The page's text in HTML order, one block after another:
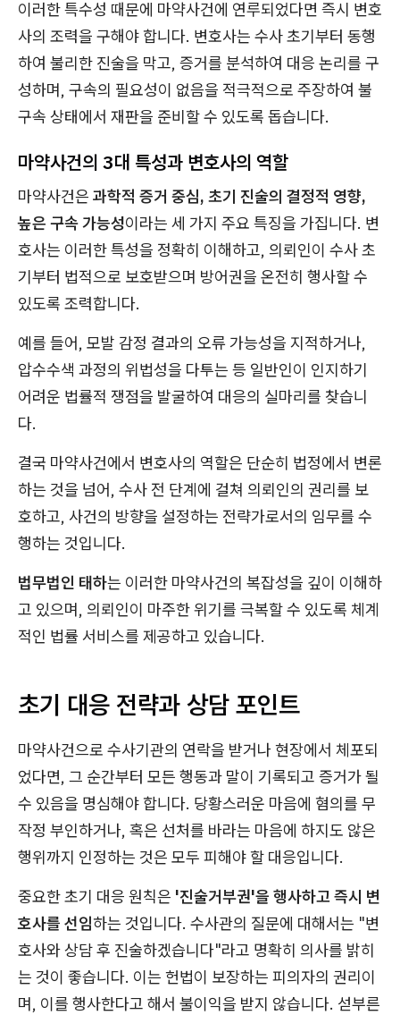
이러한 특수성 때문에 마약사건에 연루되었다면 즉시 변호
사의 조력을 구해야 합니다. 변호사는 수사 초기부터 동행
하여 불리한 진술을 막고, 증거를 분석하여 대응 논리를 구
성하며, 구속의 필요성이 없음을 적극적으로 주장하여 불
구속 상태에서 재판을 준비할 수 있도록 돕습니다.
마약사건의 3대 특성과 변호사의 역할
마약사건은 과학적 증거 중심, 초기 진술의 결정적 영향,
높은 구속 가능성이라는 세 가지 주요 특징을 가집니다. 변
호사는 이러한 특성을 정확히 이해하고, 의뢰인이 수사 초
기부터 법적으로 보호받으며 방어권을 온전히 행사할 수
있도록 조력합니다.
예를 들어, 모발 감정 결과의 오류 가능성을 지적하거나,
압수수색 과정의 위법성을 다투는 등 일반인이 인지하기
어려운 법률적 쟁점을 발굴하여 대응의 실마리를 찾습니
다.
결국 마약사건에서 변호사의 역할은 단순히 법정에서 변론
하는 것을 넘어, 수사 전 단계에 걸쳐 의뢰인의 권리를 보
호하고, 사건의 방향을 설정하는 전략가로서의 임무를 수
행하는 것입니다.
법무법인 태하는 이러한 마약사건의 복잡성을 깊이 이해하
고 있으며, 의뢰인이 마주한 위기를 극복할 수 있도록 체계
적인 법률 서비스를 제공하고 있습니다.
초기 대응 전략과 상담 포인트
마약사건으로 수사기관의 연락을 받거나 현장에서 체포되
었다면, 그 순간부터 모든 행동과 말이 기록되고 증거가 될
수 있음을 명심해야 합니다. 당황스러운 마음에 혐의를 무
작정 부인하거나, 혹은 선처를 바라는 마음에 하지도 않은
행위까지 인정하는 것은 모두 피해야 할 대응입니다.
중요한 초기 대응 원칙은 '진술거부권'을 행사하고 즉시 변
호사를 선임하는 것입니다. 수사관의 질문에 대해서는 "변
호사와 상담 후 진술하겠습니다"라고 명확히 의사를 밝히
는 것이 좋습니다. 이는 헌법이 보장하는 피의자의 권리이
며, 이를 행사한다고 해서 불이익을 받지 않습니다. 섣부른